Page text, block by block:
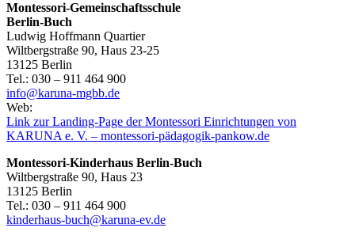
Montessori-Gemeinschaftsschule
Berlin-Buch
Ludwig Hoffmann Quartier
Wiltbergstraße 90, Haus 23-25
13125 Berlin
Tel.: 030 – 911 464 900
info@karuna-mgbb.de
Web:
Link zur Landing-Page der Montessori Einrichtungen von
KARUNA e. V. – montessori-pädagogik-pankow.de
Montessori-Kinderhaus Berlin-Buch
Wiltbergstraße 90, Haus 23
13125 Berlin
Tel.: 030 – 911 464 900
kinderhaus-buch@karuna-ev.de